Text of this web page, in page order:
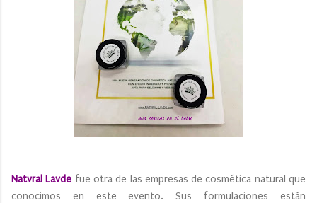
Natvral Lavde fue otra de las empresas de cosmética natural que
conocimos en este evento. Sus formulaciones están